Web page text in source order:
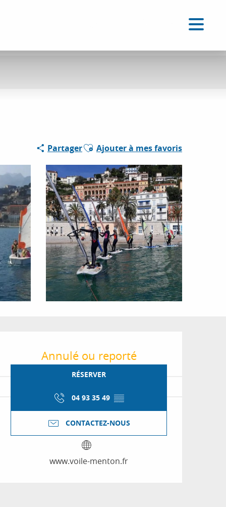
PartagerAjouter aux favoris
Ajouter à mes favoris
et
Annulé ou reporté
RÉSERVER
04 93 35 49 ▒▒
CONTACTEZ-NOUS
www.voile-menton.fr